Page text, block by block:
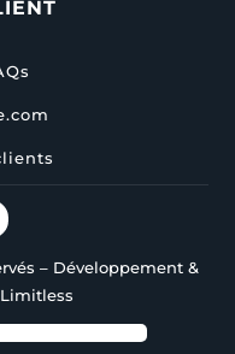
– Développement &
Limitless